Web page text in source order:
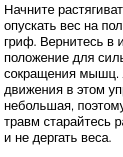
Начните
опускать вес на
гриф. Вернитесь в
положение для
сокращения мышц.
движения в этом
небольшая,
травм старайтесь
и не дергать веса.